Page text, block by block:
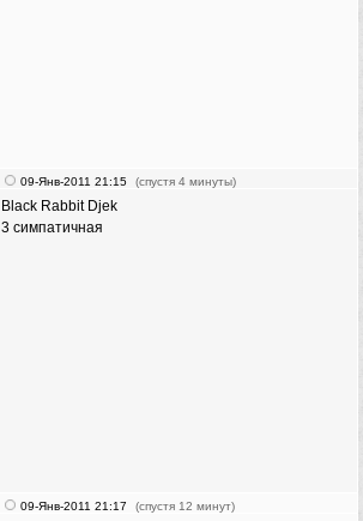
09-Янв-2011 21:15 (спустя 4 минуты)
Black Rabbit Djek
3 симпатичная
09-Янв-2011 21:17 (спустя 12 минут)